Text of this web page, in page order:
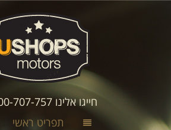
חייגו אלינו 1-700-707-757
תפריט ראשי